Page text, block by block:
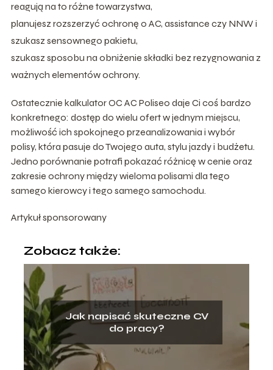
reagują na to różne towarzystwa,
planujesz rozszerzyć ochronę o AC, assistance czy NNW i
szukasz sensownego pakietu,
szukasz sposobu na obniżenie składki bez rezygnowania z
ważnych elementów ochrony.
Ostatecznie kalkulator OC AC Poliseo daje Ci coś bardzo
konkretnego: dostęp do wielu ofert w jednym miejscu,
możliwość ich spokojnego przeanalizowania i wybór
polisy, która pasuje do Twojego auta, stylu jazdy i budżetu.
Jedno porównanie potrafi pokazać różnicę w cenie oraz
zakresie ochrony między wieloma polisami dla tego
samego kierowcy i tego samego samochodu.
Artykuł sponsorowany
Zobacz także:
Jak napisać skuteczne CV
do pracy?